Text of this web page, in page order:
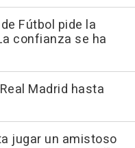
Fútbol pide la
confianza se ha
Madrid hasta
jugar un amistoso